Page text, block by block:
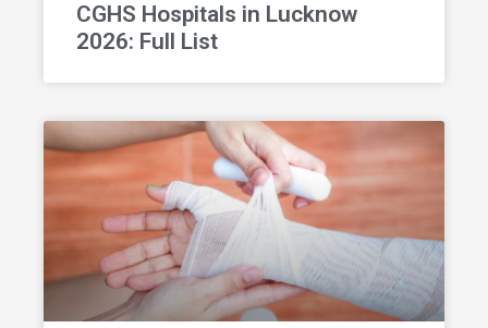
CGHS Hospitals in Lucknow
2026: Full List